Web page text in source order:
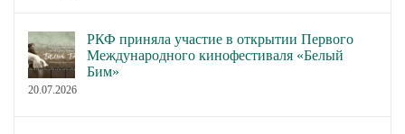
РКФ приняла участие в открытии Первого
Международного кинофестиваля «Белый
Бим»
20.07.2026